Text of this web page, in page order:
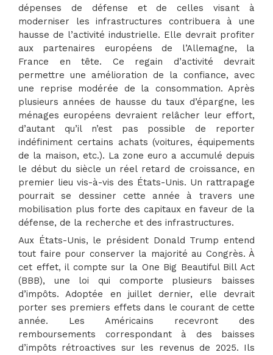
dépenses de défense et de celles visant à
moderniser les infrastructures contribuera à une
hausse de l’activité industrielle. Elle devrait profiter
aux partenaires européens de l’Allemagne, la
France en tête. Ce regain d’activité devrait
permettre une amélioration de la confiance, avec
une reprise modérée de la consommation. Après
plusieurs années de hausse du taux d’épargne, les
ménages européens devraient relâcher leur effort,
d’autant qu’il n’est pas possible de reporter
indéfiniment certains achats (voitures, équipements
de la maison, etc.). La zone euro a accumulé depuis
le début du siècle un réel retard de croissance, en
premier lieu vis-à-vis des États-Unis. Un rattrapage
pourrait se dessiner cette année à travers une
mobilisation plus forte des capitaux en faveur de la
défense, de la recherche et des infrastructures.
Aux États-Unis, le président Donald Trump entend
tout faire pour conserver la majorité au Congrès. À
cet effet, il compte sur la One Big Beautiful Bill Act
(BBB), une loi qui comporte plusieurs baisses
d’impôts. Adoptée en juillet dernier, elle devrait
porter ses premiers effets dans le courant de cette
année. Les Américains recevront des
remboursements correspondant à des baisses
d’impôts rétroactives sur les revenus de 2025. Ils